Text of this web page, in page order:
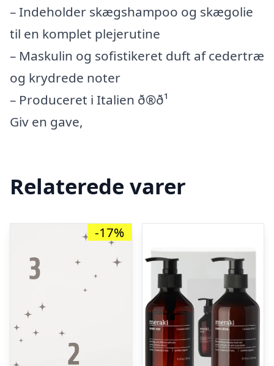
– Indeholder skægshampoo og skægolie
til en komplet plejerutine
– Maskulin og sofistikeret duft af cedertræ
og krydrede noter
– Produceret i Italien ð®ð¹
Giv en gave,
Relaterede varer
-17%